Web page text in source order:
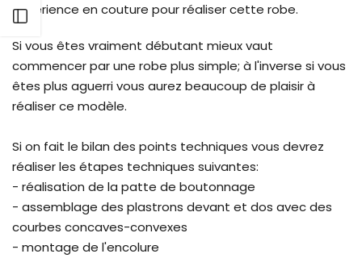
expérience en couture pour réaliser cette robe.
Si vous êtes vraiment débutant mieux vaut
commencer par une robe plus simple; à l'inverse si vous
êtes plus aguerri vous aurez beaucoup de plaisir à
réaliser ce modèle.
Si on fait le bilan des points techniques vous devrez
réaliser les étapes techniques suivantes:
- réalisation de la patte de boutonnage
- assemblage des plastrons devant et dos avec des
courbes concaves-convexes
- montage de l'encolure
Ouvrir barre latérale